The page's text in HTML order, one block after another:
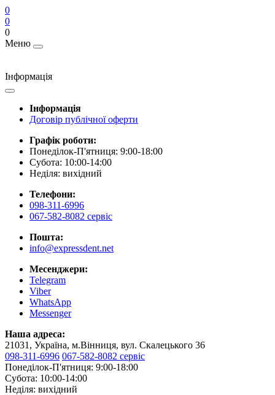
0
0
0
Меню
Інформація
Інформація
Договір публічної оферти
Графік роботи:
Понеділок-П'ятниця: 9:00-18:00
Субота: 10:00-14:00
Неділя: вихідний
Телефони:
098-311-6996
067-582-8082 сервіс
Пошта:
info@expressdent.net
Месенджери:
Telegram
Viber
WhatsApp
Messenger
Наша адреса:
21031, Україна, м.Вінниця, вул. Скалецького 36
098-311-6996 067-582-8082 сервіс
Понеділок-П'ятниця: 9:00-18:00
Субота: 10:00-14:00
Неділя: вихідний